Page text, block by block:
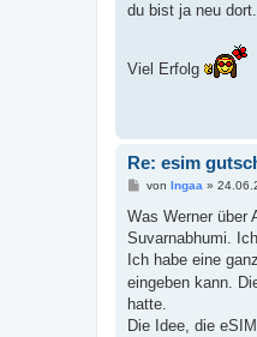
du bist ja neu dort.
Viel Erfolg
Re: esim
B
i
r
a
von Ingaa »
Was Werner über
Suvarnabhumi.
Ich habe eine
eingeben kann.
hatte.
Die Idee, die